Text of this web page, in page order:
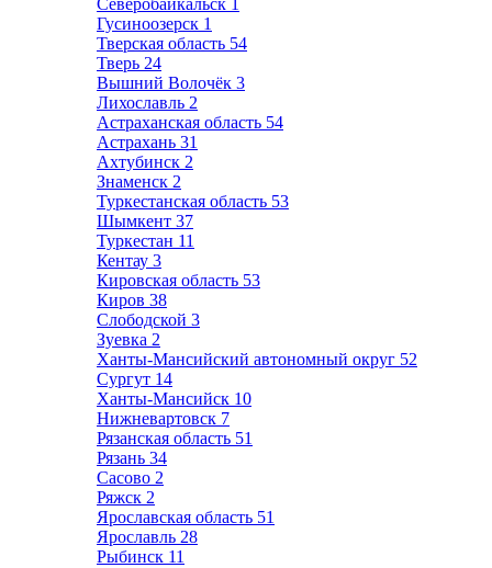
Северобайкальск 1
Гусиноозерск 1
Тверская область 54
Тверь 24
Вышний Волочёк 3
Лихославль 2
Астраханская область 54
Астрахань 31
Ахтубинск 2
Знаменск 2
Туркестанская область 53
Шымкент 37
Туркестан 11
Кентау 3
Кировская область 53
Киров 38
Слободской 3
Зуевка 2
Ханты-Мансийский автономный округ 52
Сургут 14
Ханты-Мансийск 10
Нижневартовск 7
Рязанская область 51
Рязань 34
Сасово 2
Ряжск 2
Ярославская область 51
Ярославль 28
Рыбинск 11